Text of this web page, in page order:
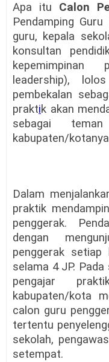
Apa itu Calon
Pendamping
guru, kepala
konsultan
kepemimpinan
leadership),
pembekalan
praktik akan
sebagai
kabupaten/
Dalam
praktik
penggerak.
dengan
penggerak setiap
selama 4 JP.
pengajar
kabupaten/kota
calon guru
tertentu
sekolah,
setempat.